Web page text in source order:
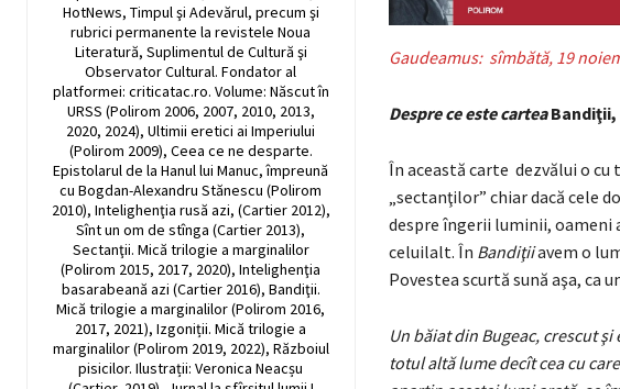
HotNews, Timpul şi Adevărul, precum şi
rubrici permanente la revistele Noua
Literatură, Suplimentul de Cultură şi
Observator Cultural. Fondator al
platformei: criticatac.ro. Volume: Născut în
URSS (Polirom 2006, 2007, 2010, 2013,
2020, 2024), Ultimii eretici ai Imperiului
(Polirom 2009), Ceea ce ne desparte.
Epistolarul de la Hanul lui Manuc, împreună
cu Bogdan-Alexandru Stănescu (Polirom
2010), Intelighenţia rusă azi, (Cartier 2012),
Sînt un om de stînga (Cartier 2013),
Sectanţii. Mică trilogie a marginalilor
(Polirom 2015, 2017, 2020), Intelighenţia
basarabeană azi (Cartier 2016), Bandiţii.
Mică trilogie a marginalilor (Polirom 2016,
2017, 2021), Izgoniții. Mică trilogie a
marginalilor (Polirom 2019, 2022), Războiul
pisicilor. Ilustrații: Veronica Neacșu
Gaudeamus: sîmbătă, 19
Despre ce este carteaBandiţii,
În această carte dezvălui o
„sectanţilor” chiar dacă cele
despre îngerii luminii, oameni
celuilalt. În Bandiţiiavem o
Povestea scurtă sună aşa, ca
Un băiat din Bugeac, crescut
totulaltă lume decît cea cu